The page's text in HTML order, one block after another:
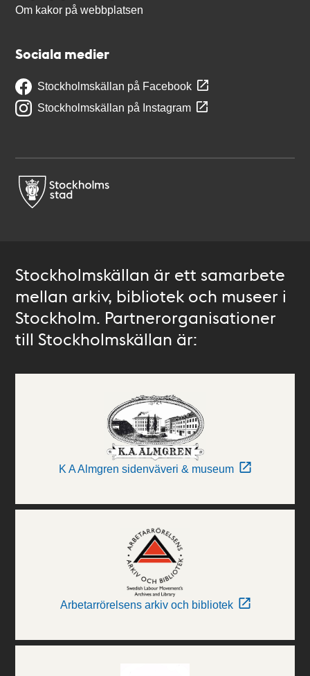
Om kakor på webbplatsen
Sociala medier
Stockholmskällan på Facebook
Stockholmskällan på Instagram
Stockholmskällan är ett samarbete
mellan arkiv, bibliotek och museer i
Stockholm. Partnerorganisationer
till Stockholmskällan är:
K A Almgren sidenväveri & museum
Arbetarrörelsens arkiv och bibliotek